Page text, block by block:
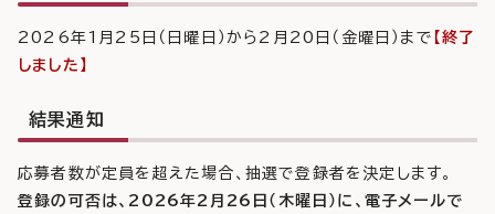
2026年1月25日（日曜日）から2月20日（金曜日）まで 【終了
しました】
結果通知
応募者数が定員を超えた場合、抽選で登録者を決定します。
登録の可否は、2026年2月26日（木曜日）に、電子メールで